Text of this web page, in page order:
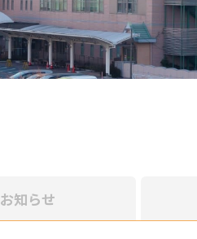
お知らせ